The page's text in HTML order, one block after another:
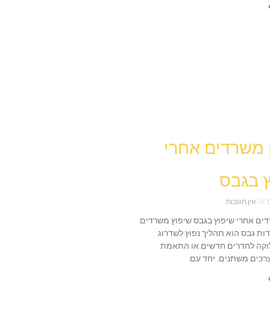
משרדים אחרי
בגבס
אין תגובות
אחרי שיפוץ בגבס שיפוץ משרדים
גבס הוא תהליך נפוץ לשדרוג
לחדרים חדשים או התאמת
משתנים. יחד עם